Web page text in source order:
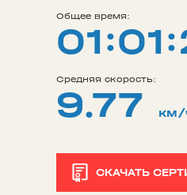
Общее время:
Средняя скорость:
9.77 км/
СКАЧАТЬ